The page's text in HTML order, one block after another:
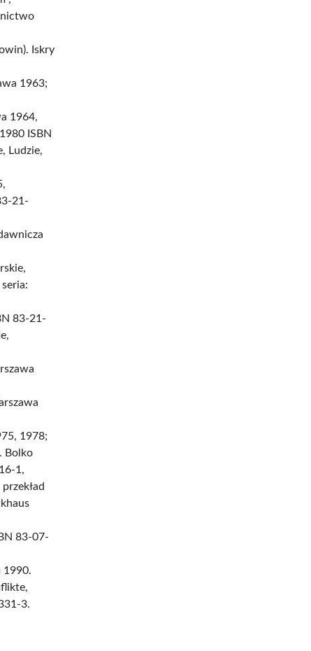
Iskry
1963;
1964,
ISBN
Ludzie,
21-
83-21-
1978;
Bolko
1,
83-07-
1990.
3.